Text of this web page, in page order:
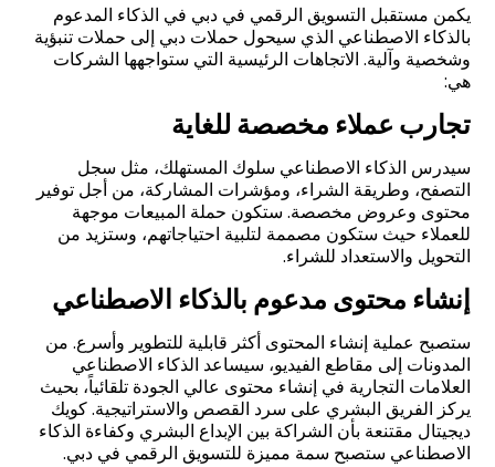
يكمن مستقبل التسويق الرقمي في دبي في الذكاء المدعوم
بالذكاء الاصطناعي الذي سيحول حملات دبي إلى حملات تنبؤية
وشخصية وآلية. الاتجاهات الرئيسية التي ستواجهها الشركات
هي:
تجارب عملاء مخصصة للغاية
سيدرس الذكاء الاصطناعي سلوك المستهلك، مثل سجل
التصفح، وطريقة الشراء، ومؤشرات المشاركة، من أجل توفير
محتوى وعروض مخصصة. ستكون حملة المبيعات موجهة
للعملاء حيث ستكون مصممة لتلبية احتياجاتهم، وستزيد من
التحويل والاستعداد للشراء.
إنشاء محتوى مدعوم بالذكاء الاصطناعي
ستصبح عملية إنشاء المحتوى أكثر قابلية للتطوير وأسرع. من
المدونات إلى مقاطع الفيديو، سيساعد الذكاء الاصطناعي
العلامات التجارية في إنشاء محتوى عالي الجودة تلقائياً، بحيث
يركز الفريق البشري على سرد القصص والاستراتيجية. كويك
ديجيتال مقتنعة بأن الشراكة بين الإبداع البشري وكفاءة الذكاء
الاصطناعي ستصبح سمة مميزة للتسويق الرقمي في دبي.